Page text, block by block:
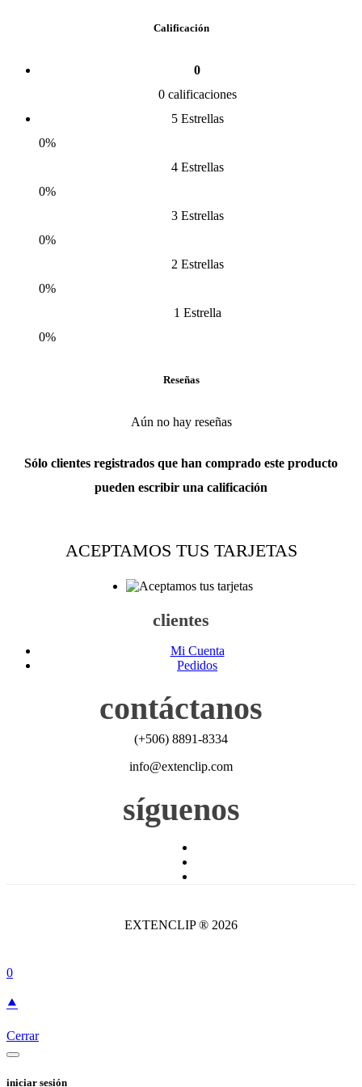
Calificación
0
0 calificaciones
5 Estrellas
0%
4 Estrellas
0%
3 Estrellas
0%
2 Estrellas
0%
1 Estrella
0%
Reseñas
Aún no hay reseñas
Sólo clientes registrados que han comprado este producto
pueden escribir una calificación
ACEPTAMOS TUS TARJETAS
clientes
Mi Cuenta
Pedidos
contáctanos
(+506) 8891-8334
info@extenclip.com
síguenos
EXTENCLIP ® 2026
0
⯅
Cerrar
iniciar sesión